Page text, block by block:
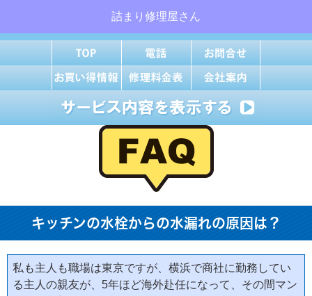
詰まり修理屋さん
キッチンの水栓からの水漏れの原因は？
私も主人も職場は東京ですが、横浜で商社に勤務してい
る主人の親友が、5年ほど海外赴任になって、その間マン